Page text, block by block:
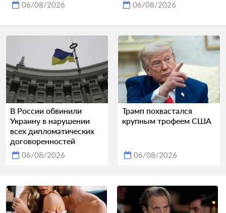
06/08/2026 06/08/2026
В России обвинили
Украину в нарушении
всех дипломатических
договоренностей
06/08/2026
Трамп похвастался
крупным трофеем США
06/08/2026